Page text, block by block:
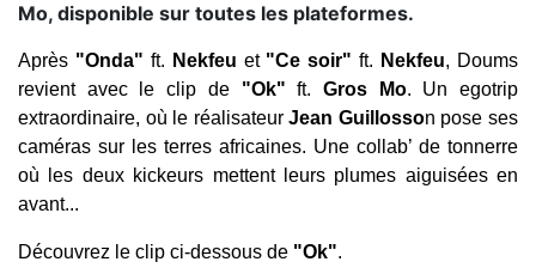
Mo, disponible sur toutes les plateformes.
Après "Onda" ft. Nekfeu et "Ce soir" ft. Nekfeu, Doums
revient avec le clip de "Ok" ft. Gros Mo. Un egotrip
extraordinaire, où le réalisateurJean Guillosson pose ses
caméras sur les terres africaines. Une collab’ de tonnerre
où les deux kickeurs mettent leurs plumes aiguisées en
avant...
Découvrez le clip ci-dessous de "Ok".